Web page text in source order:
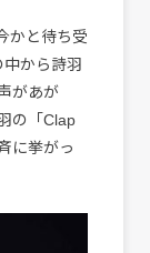
かと待ち受
から詩羽
があが
の「Clap
に挙がっ